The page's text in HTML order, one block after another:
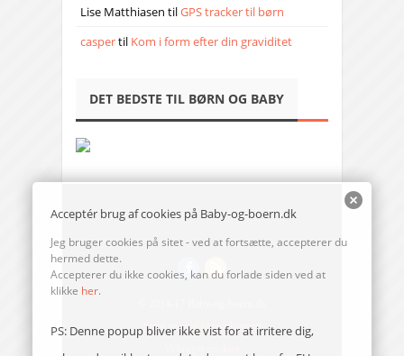
Lise Matthiasen tilGPS tracker til børn
caspertil Kom i form efter din graviditet
DET BEDSTE TIL BØRN OG BABY
Send en mail til redaktionen
Acceptér brug af cookies på Baby-og-boern.dk
Jeg bruger cookies på sitet - ved at fortsætte, accepterer du
hermed dette.
Accepterer du ikke cookies, kan du forlade siden ved at
klikke her.
PS: Denne popup bliver ikke vist for at irritere dig,